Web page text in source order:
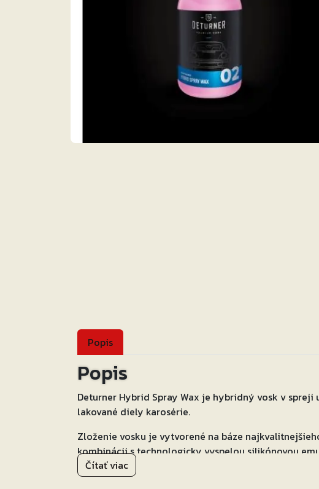
Popis
Popis
Deturner Hybrid Spray Wax je hybridný vosk v
lakované diely karosérie.
Zloženie vosku je vytvorené na báze
kombinácii s technologicky vyspelou silikónovou
Aplikovaná vrstva vosku je charakteristická vysokým
Čítať viac